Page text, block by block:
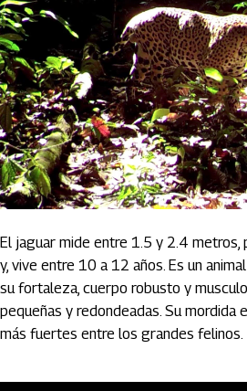
El jaguar mide entre 1.5 y 2.4
y, vive entre 10 a 12 años. Es un
su fortaleza, cuerpo robusto y
pequeñas y redondeadas. Su mordida
más fuertes entre los grandes felinos.